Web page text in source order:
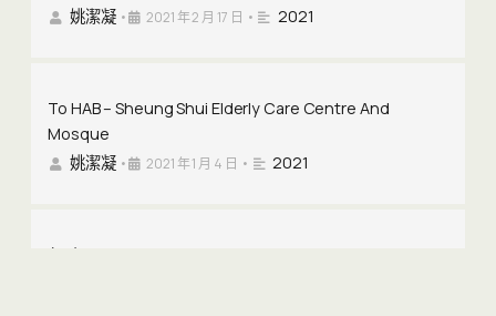
姚潔凝 • 2021 年 2 月 17 日 • 2021
To HAB – Sheung Shui Elderly Care Centre And
Mosque
姚潔凝 • 2021 年 1 月 4 日 • 2021
(EN) 2020 Policy Address Submission – Sheung Shui